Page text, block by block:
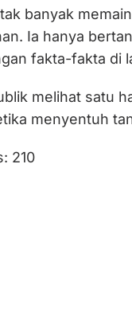
banyak
Ia hanya
fakta-fakta di
melihat satu
menyentuh
210